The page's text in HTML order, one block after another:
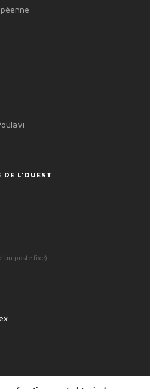
DE L'OUEST
poste fixe).